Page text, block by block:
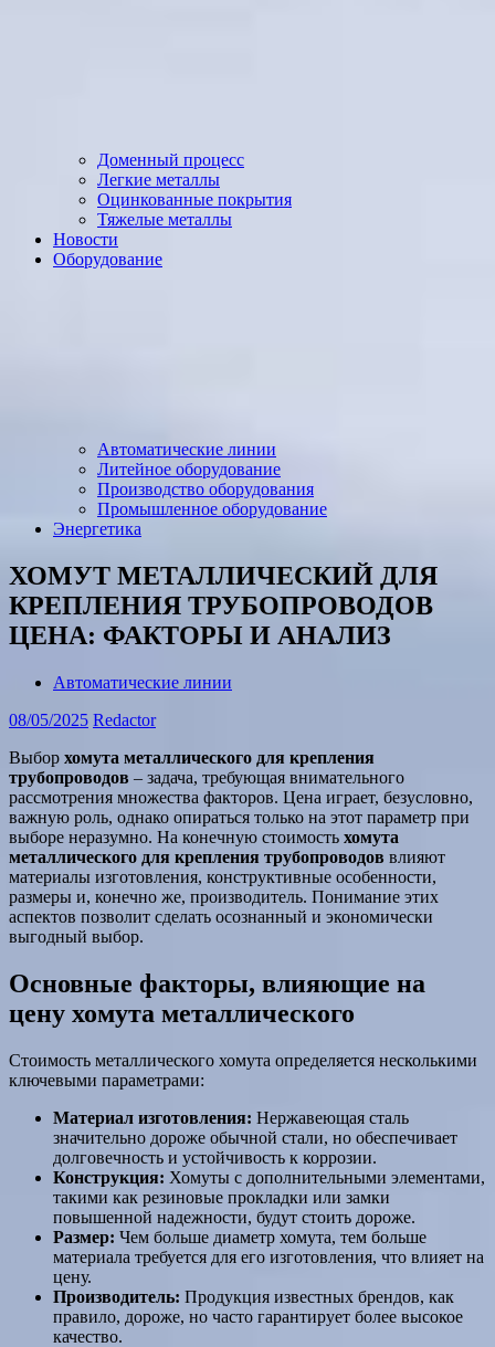
Доменный процесс
Легкие металлы
Оцинкованные покрытия
Тяжелые металлы
Новости
Оборудование
Автоматические линии
Литейное оборудование
Производство оборудования
Промышленное оборудование
Энергетика
ХОМУТ МЕТАЛЛИЧЕСКИЙ ДЛЯ
КРЕПЛЕНИЯ ТРУБОПРОВОДОВ
ЦЕНА: ФАКТОРЫ И АНАЛИЗ
Автоматические линии
08/05/2025 Redactor
Выбор хомута металлического для крепления
трубопроводов – задача, требующая внимательного
рассмотрения множества факторов. Цена играет, безусловно,
важную роль, однако опираться только на этот параметр при
выборе неразумно. На конечную стоимость хомута
металлического для крепления трубопроводов влияют
материалы изготовления, конструктивные особенности,
размеры и, конечно же, производитель. Понимание этих
аспектов позволит сделать осознанный и экономически
выгодный выбор.
Основные факторы, влияющие на
цену хомута металлического
Стоимость металлического хомута определяется несколькими
ключевыми параметрами:
Материал изготовления: Нержавеющая сталь
значительно дороже обычной стали, но обеспечивает
долговечность и устойчивость к коррозии.
Конструкция: Хомуты с дополнительными элементами,
такими как резиновые прокладки или замки
повышенной надежности, будут стоить дороже.
Размер: Чем больше диаметр хомута, тем больше
материала требуется для его изготовления, что влияет на
цену.
Производитель: Продукция известных брендов, как
правило, дороже, но часто гарантирует более высокое
качество.